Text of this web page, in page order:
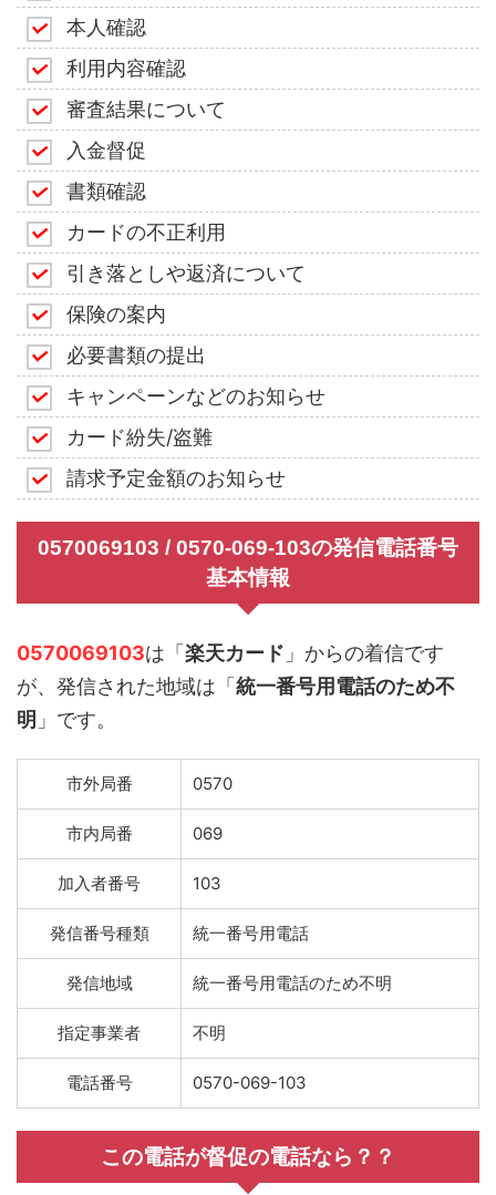
本人確認
利用内容確認
審査結果について
入金督促
書類確認
カードの不正利用
引き落としや返済について
保険の案内
必要書類の提出
キャンペーンなどのお知らせ
カード紛失/盗難
請求予定金額のお知らせ
0570069103 / 0570-069-103の発信電話番号
基本情報
0570069103は「楽天カード 」からの着信です
が、発信された地域は「統一番号用電話のため不
明 」です。
市外局番 0570
市内局番 069
加入者番号 103
発信番号種類 統一番号用電話
発信地域 統一番号用電話のため不明
指定事業者 不明
電話番号 0570-069-103
この電話が督促の電話なら？？